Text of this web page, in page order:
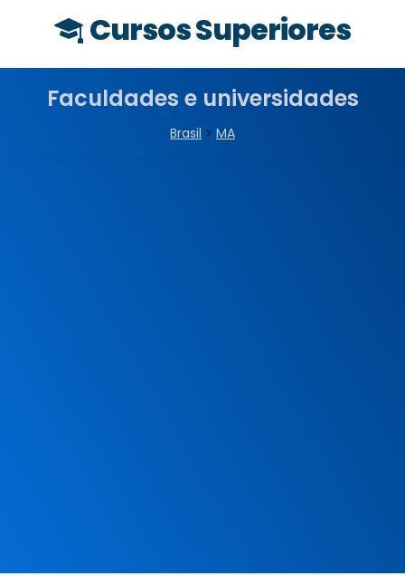
Cursos Superiores
Faculdades e universidades
Brasil > MA